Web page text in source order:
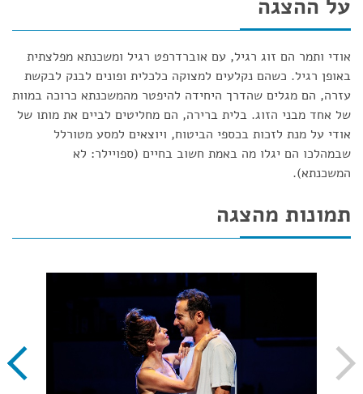
על ההצגה
אודי ותמר הם זוג רגיל, עם אוברדרפט רגיל ומשכנתא מפלצתית
באופן רגיל. כשהם נקלעים למצוקה כלכלית ופונים לבנק לבקשת
עזרה, הם מגלים שהדרך היחידה להיפטר מהמשכנתא כרוכה במוות
של אחד מבני הזוג. בלית ברירה, הם מחליטים לביים את מותו של
אודי על מנת לזכות בכספי הביטוח, ויוצאים למסע מטורלל
שבמהלכו הם יגלו מה באמת חשוב בחיים (ספויילר: לא
המשכנתא).
תמונות מהצגה